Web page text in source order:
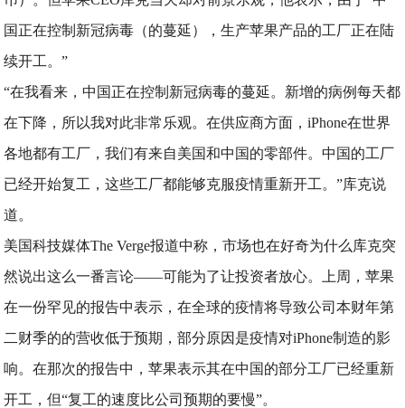
国正在控制新冠病毒（的蔓延），生产苹果产品的工厂正在陆
续开工。”
“在我看来，中国正在控制新冠病毒的蔓延。新增的病例每天都
在下降，所以我对此非常乐观。在供应商方面，iPhone在世界
各地都有工厂，我们有来自美国和中国的零部件。中国的工厂
已经开始复工，这些工厂都能够克服疫情重新开工。”库克说
道。
美国科技媒体The Verge报道中称，市场也在好奇为什么库克突
然说出这么一番言论——可能为了让投资者放心。上周，苹果
在一份罕见的报告中表示，在全球的疫情将导致公司本财年第
二财季的的营收低于预期，部分原因是疫情对iPhone制造的影
响。在那次的报告中，苹果表示其在中国的部分工厂已经重新
开工，但“复工的速度比公司预期的要慢”。